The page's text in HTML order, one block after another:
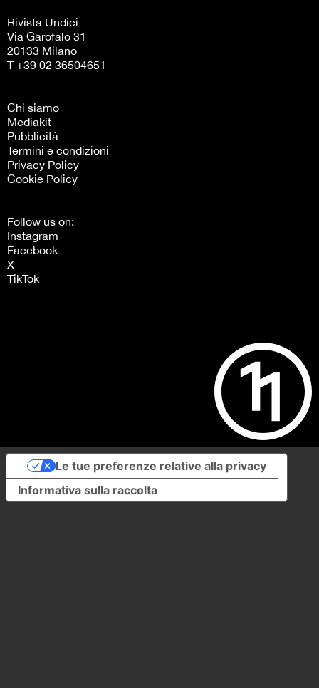
Rivista Undici
Via Garofalo 31
20133 Milano
T +39 02 36504651
Chi siamo
Mediakit
Pubblicità
Termini e condizioni
Privacy Policy
Cookie Policy
Follow us on:
Instagram
Facebook
X
TikTok
Informativa sulla raccolta
Le tue preferenze relative alla privacy